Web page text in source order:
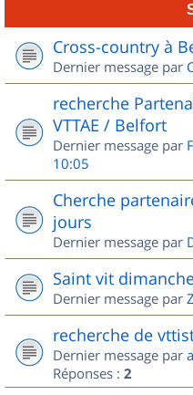
Cross-country à
Dernier message par
recherche
VTTAE / Belfort
Dernier message par
10:05
Cherche
jours
Dernier message par
Saint vit
Dernier message par
recherche de
Dernier message par
Réponses : 2